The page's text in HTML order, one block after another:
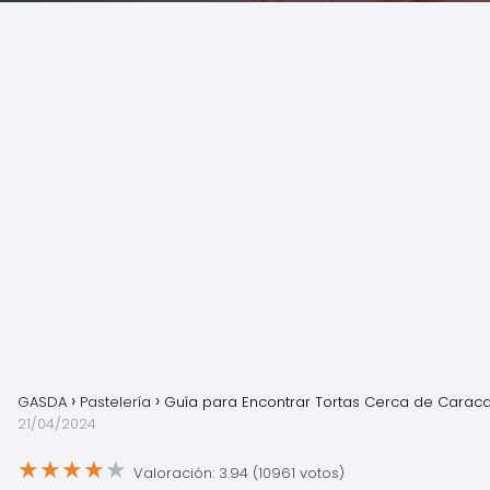
GASDA Pastelería
Guía para Encontrar Tortas Cerca de
21/04/2024
★★★★★ Valoración: 3.94 (10961 votos)